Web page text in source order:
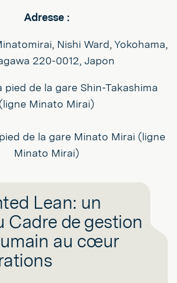
Adresse :
Nishi Ward, Yokohama,
220-0012, Japon
pied de la gare Shin-Takashima
(ligne Minato Mirai)
de la gare Minato Mirai (ligne
Minato Mirai)
Lean: un
Cadre de gestion
au cœur